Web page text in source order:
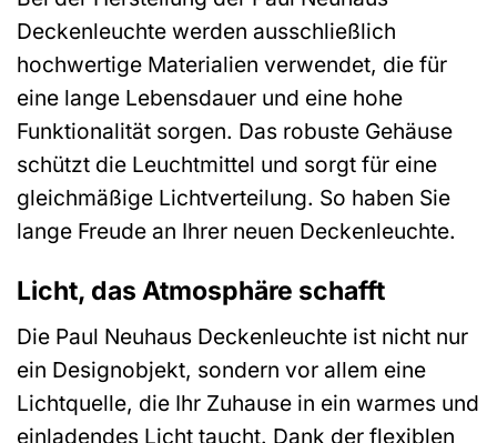
Deckenleuchte werden ausschließlich
hochwertige Materialien verwendet, die für
eine lange Lebensdauer und eine hohe
Funktionalität sorgen. Das robuste Gehäuse
schützt die Leuchtmittel und sorgt für eine
gleichmäßige Lichtverteilung. So haben Sie
lange Freude an Ihrer neuen Deckenleuchte.
Licht, das Atmosphäre schafft
Die Paul Neuhaus Deckenleuchte ist nicht nur
ein Designobjekt, sondern vor allem eine
Lichtquelle, die Ihr Zuhause in ein warmes und
einladendes Licht taucht. Dank der flexiblen